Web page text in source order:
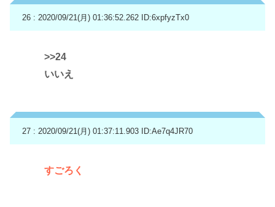
26 : 2020/09/21(月) 01:36:52.262 ID:6xpfyzTx0
>>24
いいえ
27 : 2020/09/21(月) 01:37:11.903 ID:Ae7q4JR70
すごろく